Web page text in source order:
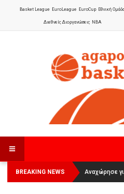
Basket League EuroLeague EuroCup Εθνική
Διεθνείς Διοργανώσεις NBA
BREAKING NEWS
Οι Πάνθηρες
Basketball
Αναχώρησε
Γυναικών: